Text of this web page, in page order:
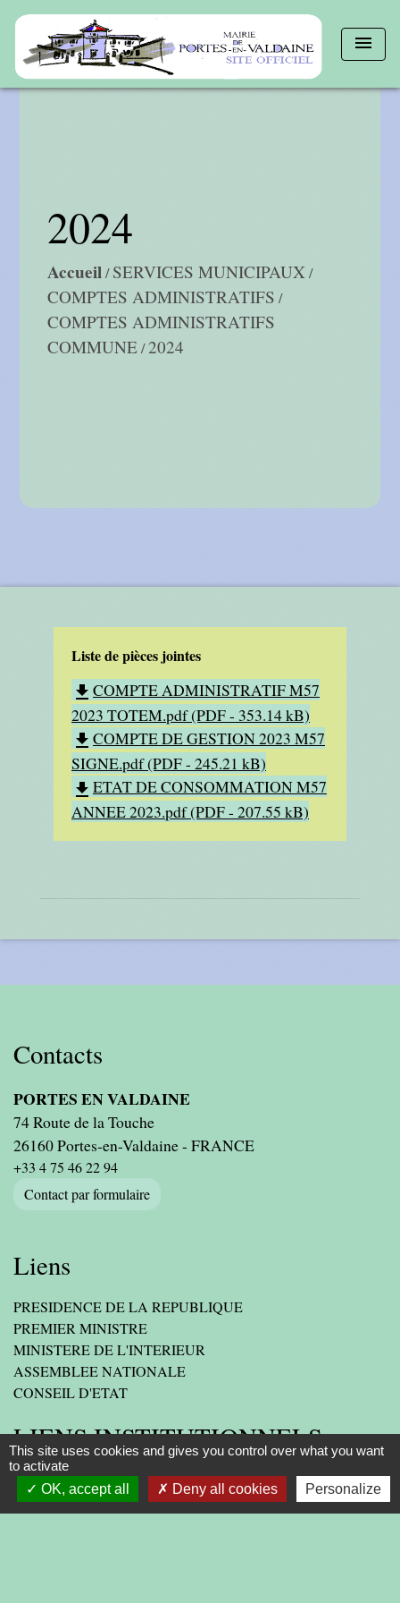
menu
2024
Accueil/SERVICES MUNICIPAUX/
COMPTES ADMINISTRATIFS /
COMPTES ADMINISTRATIFS
COMMUNE/2024
Liste de pièces jointes
file_download COMPTE ADMINISTRATIF M57
2023 TOTEM.pdf (PDF - 353.14 kB)
file_download COMPTE DE GESTION 2023 M57
SIGNE.pdf (PDF - 245.21 kB)
file_download ETAT DE CONSOMMATION M57
ANNEE 2023.pdf (PDF - 207.55 kB)
Contacts
PORTES EN VALDAINE
74 Route de la Touche
26160 Portes-en-Valdaine - FRANCE
+33 4 75 46 22 94
Contact par formulaire
Liens
PRESIDENCE DE LA REPUBLIQUE
PREMIER MINISTRE
MINISTERE DE L'INTERIEUR
ASSEMBLEE NATIONALE
CONSEIL D'ETAT
LIENS INSTITUTIONNELS
AGGLOMERATION
DEPARTEMENT DE LA DROME
This site uses cookies and gives you control over what you want
to activate
OK, accept all
Deny all cookies Personalize